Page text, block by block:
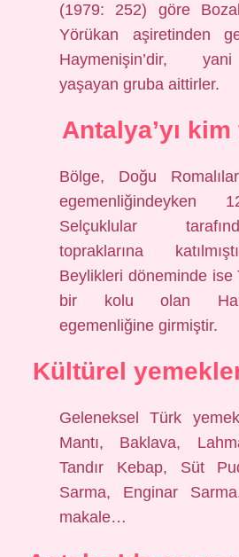
(1979: 252) göre
Yörükan aşiretinden
Haymenişin’dir,
yaşayan gruba aittirler.
Antalya’yı
Bölge, Doğu
egemenliğindeyken
Selçuklular
topraklarına
Beylikleri döneminde ise
bir kolu olan
egemenliğine girmiştir.
Kültürel
Geleneksel Türk
Mantı, Baklava,
Tandır Kebap, Süt
Sarma, Enginar
makale…